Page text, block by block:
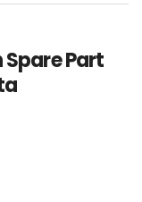
Spare Part